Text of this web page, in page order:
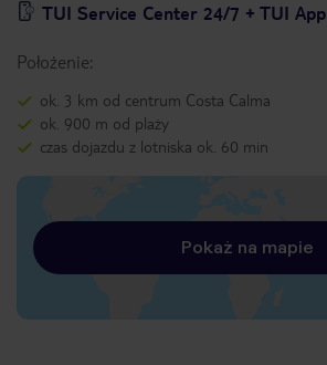
TUI Service Center 24/7 + TUI App
Położenie:
ok. 3 km od centrum Costa Calma
ok. 900 m od plaży
czas dojazdu z lotniska ok. 60 min
Pokaż na mapie